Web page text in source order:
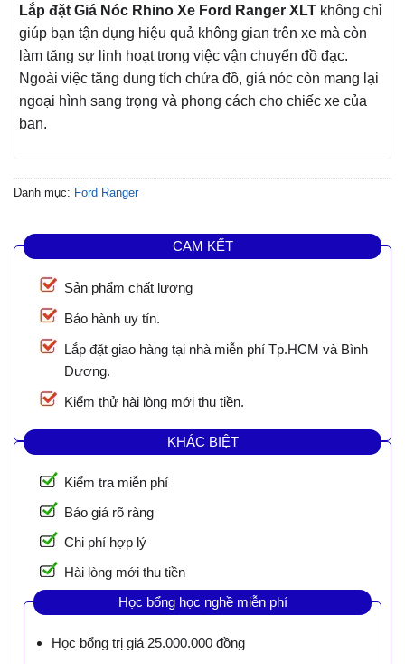
Lắp đặt Giá Nóc Rhino Xe Ford Ranger XLT không chỉ
giúp bạn tận dụng hiệu quả không gian trên xe mà còn
làm tăng sự linh hoạt trong việc vận chuyển đồ đạc.
Ngoài việc tăng dung tích chứa đồ, giá nóc còn mang lại
ngoại hình sang trọng và phong cách cho chiếc xe của
bạn.
Danh mục: Ford Ranger
CAM KẾT
Sản phẩm chất lượng
Bảo hành uy tín.
Lắp đặt giao hàng tại nhà miễn phí Tp.HCM và Bình
Dương.
Kiểm thử hài lòng mới thu tiền.
KHÁC BIỆT
Kiểm tra miễn phí
Báo giá rõ ràng
Chi phí hợp lý
Hài lòng mới thu tiền
Học bổng học nghề miễn phí
Học bổng trị giá 25.000.000 đồng